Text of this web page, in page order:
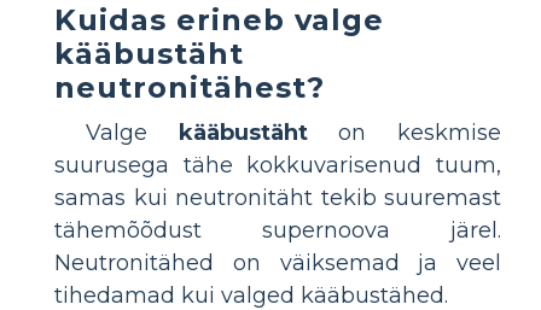
Kuidas erineb valge
kääbustäht
neutronitähest?
Valge kääbustähton keskmise
suurusega tähe kokkuvarisenud tuum,
samas kui neutronitäht tekib suuremast
tähemõõdust supernoova järel.
Neutronitähed on väiksemad ja veel
tihedamad kui valged kääbustähed.